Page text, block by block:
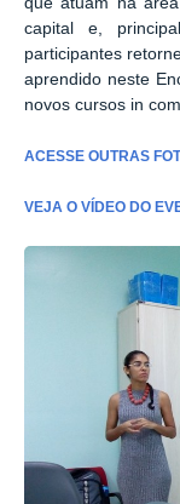
capital e,
participantes
aprendido neste
novos cursos in
ACESSE OUTRAS
VEJA O VÍDEO DO